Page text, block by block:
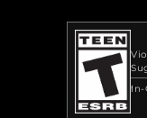
In-